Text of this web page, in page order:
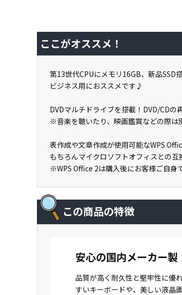
ここがオススメ！
第13世代CPUにメモリ16GB、新品SSD
ビジネス用におススメです♪
DVDマルチドライブを搭載！DVD/CDの
※音楽を聴いたり、映画鑑賞などの際は
表作成や文章作成が使用可能なWPS
もちろんマイクロソフトオフィスとの互
※WPS Office 2は購入後にお客様ご自身
この商品の特徴
安心の国内メーカー製
品質が高く耐久性と堅牢性に優
すいキーボードや、美しい液晶